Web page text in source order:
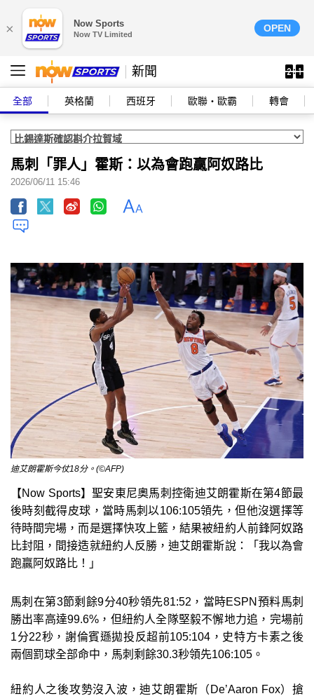
× Now Sports
Now TV Limited
OPEN
新聞
全部 英格蘭 西班牙 歐聯‧歐霸 轉會
馬刺「罪人」霍斯：以為會跑贏阿奴路比
2026/06/11 15:46
迪艾朗霍斯今仗18分。(©AFP)
【Now Sports】聖安東尼奧馬刺控衛迪艾朗霍斯在第4節最
後時刻截得皮球，當時馬刺以106:105領先，但他沒選擇等
待時間完場，而是選擇快攻上籃，結果被紐約人前鋒阿奴路
比封阻，間接造就紐約人反勝，迪艾朗霍斯說：「我以為會
跑贏阿奴路比！」
馬刺在第3節剩餘9分40秒領先81:52，當時ESPN預料馬刺
勝出率高達99.6%，但紐約人全隊堅毅不懈地力追，完場前
1分22秒，謝倫賓遜拋投反超前105:104，史特方卡素之後
兩個罰球全部命中，馬刺剩餘30.3秒領先106:105。
紐約人之後攻勢沒入波，迪艾朗霍斯（De’Aaron Fox）搶